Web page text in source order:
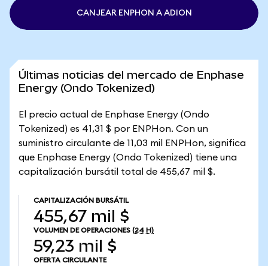
CANJEAR ENPHON A ADION
Últimas noticias del mercado de Enphase
Energy (Ondo Tokenized)
El precio actual de Enphase Energy (Ondo
Tokenized) es 41,31 $ por ENPHon. Con un
suministro circulante de 11,03 mil ENPHon, significa
que Enphase Energy (Ondo Tokenized) tiene una
capitalización bursátil total de 455,67 mil $.
CAPITALIZACIÓN BURSÁTIL
455,67 mil $
VOLUMEN DE OPERACIONES (24 H)
59,23 mil $
OFERTA CIRCULANTE